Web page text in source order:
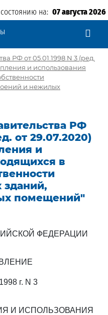
на: 07 августа 2026
РФ от 05.01.1998 N 3 (ред.
и использования
и нежилых
РФ
от 29.07.2020)
и
в
зданий,
помещений"
ФЕДЕРАЦИИ
г. N 3
И ИСПОЛЬЗОВАНИЯ